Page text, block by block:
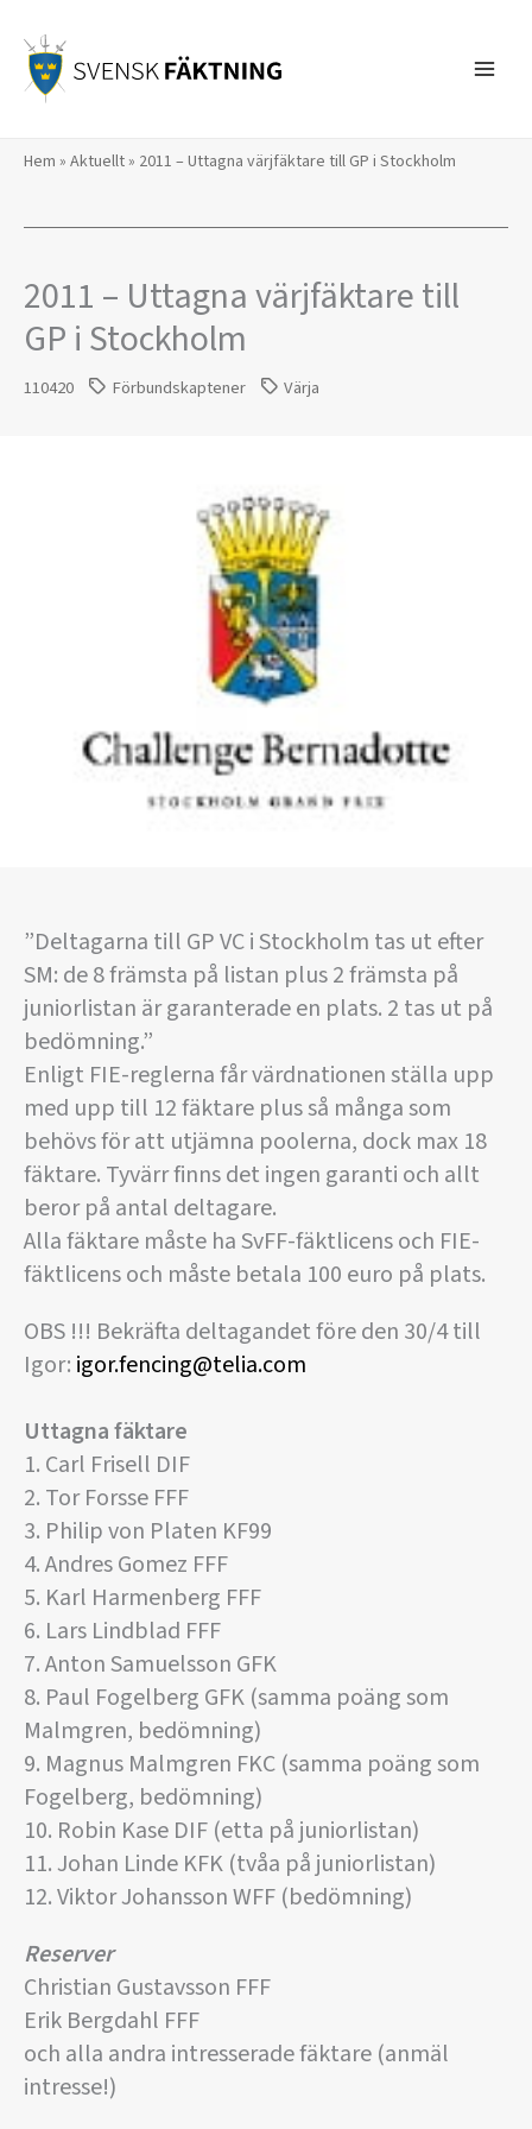
innehåll
Hem » Aktuellt» 2011 – Uttagna värjfäktare till GP i Stockholm
2011 – Uttagna värjfäktare till
GP i Stockholm
110420 Förbundskaptener Värja
”Deltagarna till GP VC i Stockholm tas ut efter
SM: de 8 främsta på listan plus 2 främsta på
juniorlistan är garanterade en plats. 2 tas ut på
bedömning.”
Enligt FIE-reglerna får värdnationen ställa upp
med upp till 12 fäktare plus så många som
behövs för att utjämna poolerna, dock max 18
fäktare. Tyvärr finns det ingen garanti och allt
beror på antal deltagare.
Alla fäktare måste ha SvFF-fäktlicens och FIE-
fäktlicens och måste betala 100 euro på plats.
OBS !!! Bekräfta deltagandet före den 30/4 till
Igor: igor.fencing@telia.com
Uttagna fäktare
1. Carl Frisell DIF
2. Tor Forsse FFF
3. Philip von Platen KF99
4. Andres Gomez FFF
5. Karl Harmenberg FFF
6. Lars Lindblad FFF
7. Anton Samuelsson GFK
8. Paul Fogelberg GFK (samma poäng som
Malmgren, bedömning)
9. Magnus Malmgren FKC (samma poäng som
Fogelberg, bedömning)
10. Robin Kase DIF (etta på juniorlistan)
11. Johan Linde KFK (tvåa på juniorlistan)
12. Viktor Johansson WFF (bedömning)
Reserver
Christian Gustavsson FFF
Erik Bergdahl FFF
och alla andra intresserade fäktare (anmäl
intresse!)